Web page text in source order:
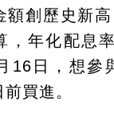
額創歷史新
年化配息
16日，想參
買進。